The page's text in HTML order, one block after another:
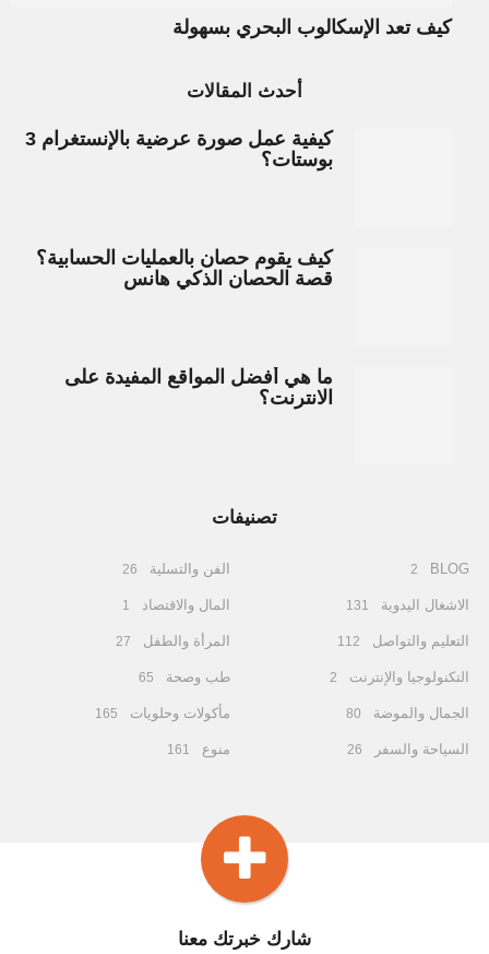
كيف تعد الإسكالوب البحري بسهولة
أحدث المقالات
كيفية عمل صورة عرضية بالإنستغرام 3
بوستات؟
كيف يقوم حصان بالعمليات الحسابية؟
قصة الحصان الذكي هانس
ما هي أفضل المواقع المفيدة على
الانترنت؟
تصنيفات
BLOG
2
الاشغال اليدوية 131
التعليم والتواصل 112
التكنولوجيا والإنترنت 2
الجمال والموضة 80
السياحة والسفر 26
الفن والتسلية 26
المال والاقتصاد 1
المرأة والطفل 27
طب وصحة 65
مأكولات وحلويات 165
منوع 161
شارك خبرتك معنا